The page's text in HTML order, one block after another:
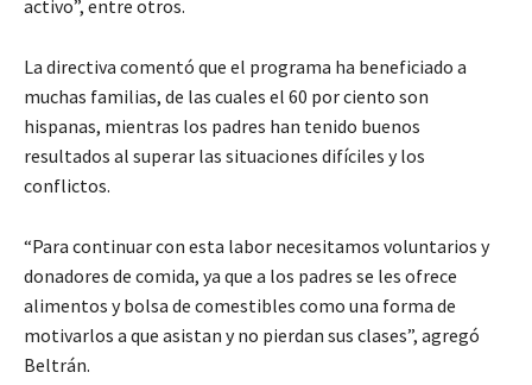
activo”, entre otros.
La directiva comentó que el programa ha beneficiado a
muchas familias, de las cuales el 60 por ciento son
hispanas, mientras los padres han tenido buenos
resultados al superar las situaciones difíciles y los
conflictos.
“Para continuar con esta labor necesitamos voluntarios y
donadores de comida, ya que a los padres se les ofrece
alimentos y bolsa de comestibles como una forma de
motivarlos a que asistan y no pierdan sus clases”, agregó
Beltrán.